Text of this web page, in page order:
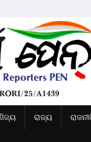
ରାଜ୍ୟ